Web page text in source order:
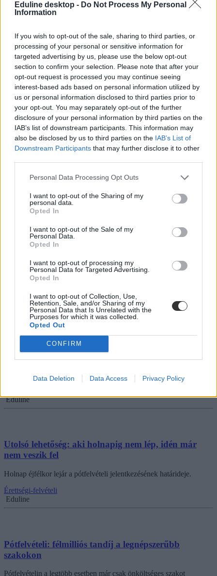
Eduline desktop - Do Not Process My Personal
Information
If you wish to opt-out of the sale, sharing to third parties, or
processing of your personal or sensitive information for
targeted advertising by us, please use the below opt-out
section to confirm your selection. Please note that after your
opt-out request is processed you may continue seeing
interest-based ads based on personal information utilized by
us or personal information disclosed to third parties prior to
your opt-out. You may separately opt-out of the further
disclosure of your personal information by third parties on the
IAB’s list of downstream participants. This information may
also be disclosed by us to third parties on the IAB’s List of
Downstream Participants that may further disclose it to other
Personal Data Processing Opt Outs
I want to opt-out of the Sharing of my
personal data.
Opted In
I want to opt-out of the Sale of my
Personal Data.
Opted In
I want to opt-out of processing my
Personal Data for Targeted Advertising.
Opted In
I want to opt-out of Collection, Use,
Retention, Sale, and/or Sharing of my
Personal Data that Is Unrelated with the
Purposes for which it was collected.
Opted Out
CONFIRM
Data Deletion Data Access Privacy Policy
Eduline
Ezeken a számokon múlik több ezer diák sorsa:
milyenek lesznek a pótfelvételi ponthatárai?
Egy csomó dolgot már most tudni.
Érettségi-felvételi
Fontos dátum közeleg, több ezer diáknak dől el a
Mikor tudják meg a pótfelvételizők, bekerültek-e a kiválasztott
Felsőoktatás
Tegnap éjfélkor lezárult a jelentkezés, most lehet várni a pontokat.
Érettségi-felvételi
Pótfelvételi: pár órátok maradt jelentkezni
időtök, ha eddig nem léptetek volna.
Eduline
Utolsó lehetőség: aki holnapig nem lép, idén már
nem veszik fel
Holnap éjfélkor lejár a pótfelvételi jelentkezésének határideje.
Érettségi-felvételi
Eduline
Pótfelvételi: félmilliós tandíj a legnépszerűbb
szakokon
Pótfelvételin a legtöbb esetben már csak önköltséges szakot